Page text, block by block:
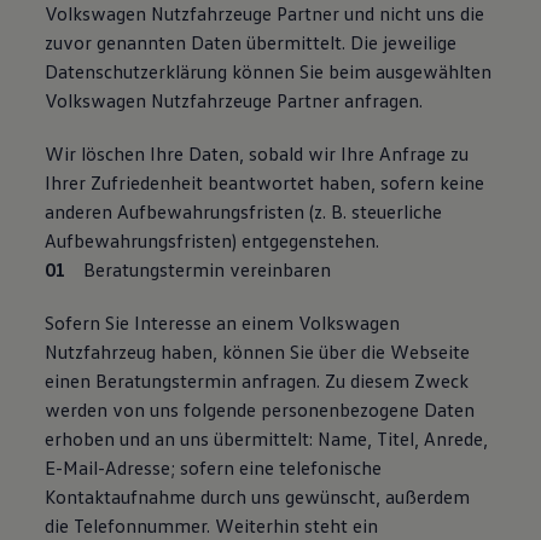
Volkswagen Nutzfahrzeuge Partner und nicht uns die
zuvor genannten Daten übermittelt. Die jeweilige
Datenschutzerklärung können Sie beim ausgewählten
Volkswagen Nutzfahrzeuge Partner anfragen.
Wir löschen Ihre Daten, sobald wir Ihre Anfrage zu
Ihrer Zufriedenheit beantwortet haben, sofern keine
anderen Aufbewahrungsfristen (z. B. steuerliche
Aufbewahrungsfristen) entgegenstehen.
Beratungstermin vereinbaren
Sofern Sie Interesse an einem Volkswagen
Nutzfahrzeug haben, können Sie über die Webseite
einen Beratungstermin anfragen. Zu diesem Zweck
werden von uns folgende personenbezogene Daten
erhoben und an uns übermittelt: Name, Titel, Anrede,
E-Mail-Adresse; sofern eine telefonische
Kontaktaufnahme durch uns gewünscht, außerdem
die Telefonnummer. Weiterhin steht ein